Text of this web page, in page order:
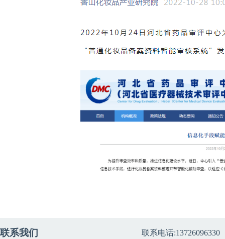
联系我们 联系电话:13726096330